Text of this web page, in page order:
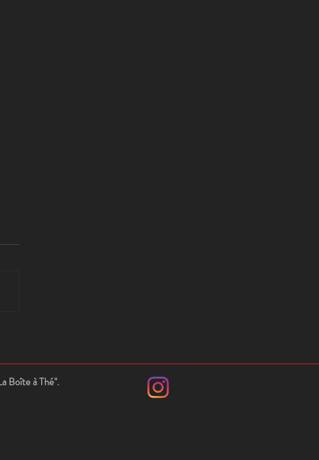
Boîte à Thé".